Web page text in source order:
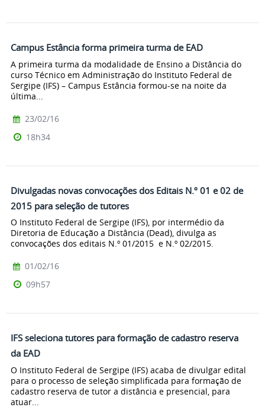
Campus Estância forma primeira turma de EAD
A primeira turma da modalidade de Ensino a Distância do
curso Técnico em Administração do Instituto Federal de
Sergipe (IFS) – Campus Estância formou-se na noite da
última...
23/02/16
18h34
Divulgadas novas convocações dos Editais N.º 01 e 02 de
2015 para seleção de tutores
O Instituto Federal de Sergipe (IFS), por intermédio da
Diretoria de Educação a Distância (Dead), divulga as
convocações dos editais N.º 01/2015 e N.º 02/2015.
01/02/16
09h57
IFS seleciona tutores para formação de cadastro reserva
da EAD
O Instituto Federal de Sergipe (IFS) acaba de divulgar edital
para o processo de seleção simplificada para formação de
cadastro reserva de tutor a distância e presencial, para
atuar...